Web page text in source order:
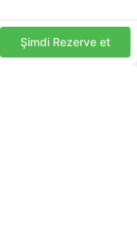
Şimdi Rezerve et